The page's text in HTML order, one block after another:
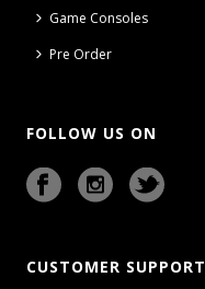
Game Consoles
Pre Order
FOLLOW US ON
CUSTOMER SUPPORT